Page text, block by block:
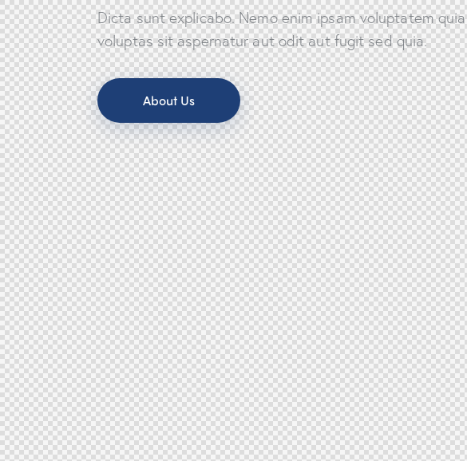
Dicta sunt explicabo. Nemo enim ipsam voluptatem quia
voluptas sit aspernatur aut odit aut fugit sed quia.
About Us